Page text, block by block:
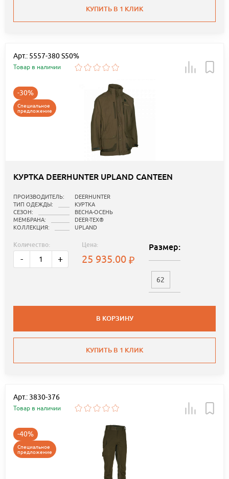
КУПИТЬ В 1 КЛИК
Арт.: 5557-380 S50%
Товар в наличии
-30%
Специальное
предложение
КУРТКА DEERHUNTER UPLAND CANTEEN
ПРОИЗВОДИТЕЛЬ:
DEERHUNTER
ТИП ОДЕЖДЫ:
КУРТКА
СЕЗОН:
ВЕСНА-ОСЕНЬ
МЕМБРАНА:
DEER-TEX®
КОЛЛЕКЦИЯ:
UPLAND
Количество:
- +
Цена:
25 935.00
Размер:
62
В КОРЗИНУ
КУПИТЬ В 1 КЛИК
Арт.: 3830-376
Товар в наличии
-40%
Специальное
предложение